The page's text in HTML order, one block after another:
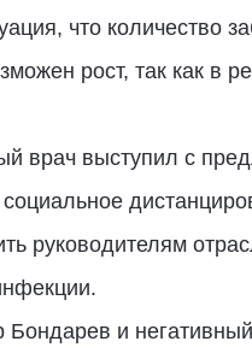
что количество
рост, так как в
врач выступил с
руководителям
и